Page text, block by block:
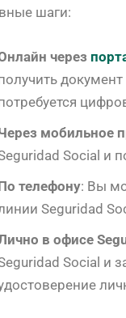
шаги:
через
мобильное
Social и
телефону: Вы
Seguridad
в офисе
Social и